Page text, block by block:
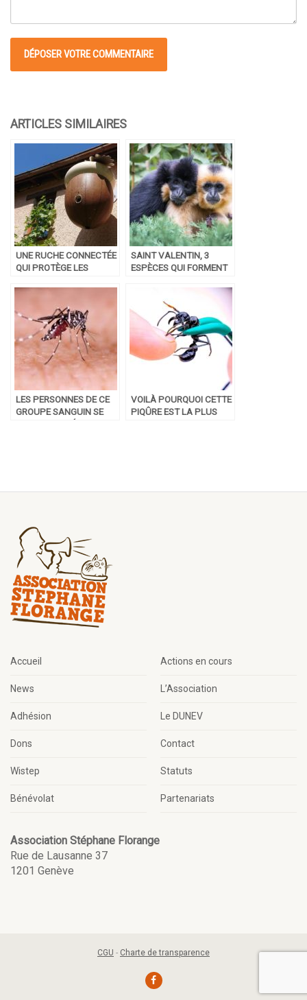
UNE RUCHE CONNECTÉE
QUI PROTÈGE LES
SAINT VALENTIN, 3
ESPÈCES QUI FORMENT
LES PERSONNES DE CE
GROUPE SANGUIN SE
VOILÀ POURQUOI CETTE
PIQÛRE EST LA PLUS
Accueil Actions en cours
News L’Association
Adhésion Le DUNEV
Dons Contact
Wistep Statuts
Bénévolat Partenariats
Association Stéphane Florange
Rue de Lausanne 37
1201 Genève
CGU - Charte de transparence